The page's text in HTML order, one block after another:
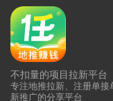
不扣量的项目拉新平台
专注地推拉新、注册单接
新推广的分享平台